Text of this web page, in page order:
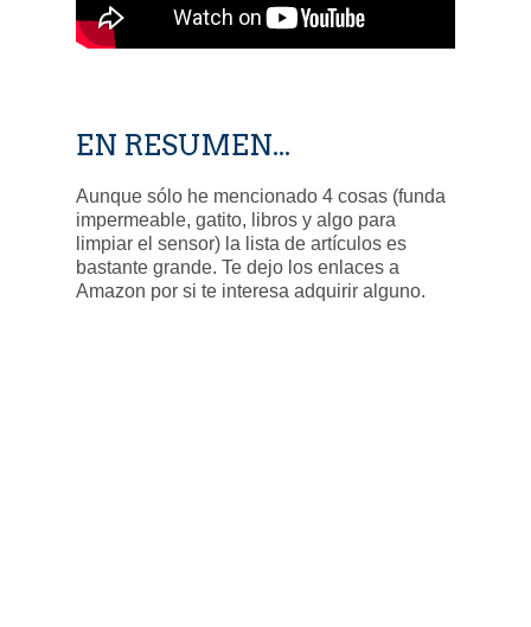
EN RESUMEN...
Aunque sólo he mencionado 4 cosas (funda
impermeable, gatito, libros y algo para
limpiar el sensor) la lista de artículos es
bastante grande. Te dejo los enlaces a
Amazon por si te interesa adquirir alguno.